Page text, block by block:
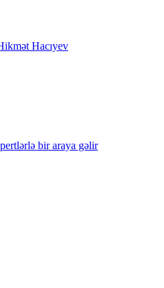
Hacıyev
bir araya gəlir